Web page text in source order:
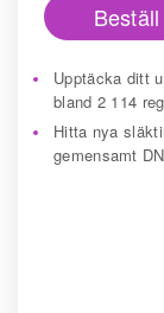
Upptäcka ditt
bland 2 114
Hitta nya
gemensamt